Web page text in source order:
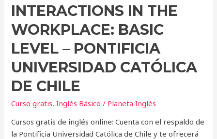
INTERACTIONS IN THE
WORKPLACE: BASIC
LEVEL – PONTIFICIA
UNIVERSIDAD CATÓLICA
DE CHILE
Curso gratis,Inglés Básico / Planeta Inglés
Cursos gratis de inglés online: Cuenta con el respaldo de
la Pontificia Universidad Católica de Chile y te ofrecerá
de
Chile